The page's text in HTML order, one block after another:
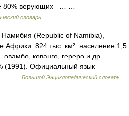
80% верующих –… …
словарь
(Republic of Namibia),
Африки. 824 тыс. км². население 1,5
овамбо, кованго, гереро и др.
(1991). Официальный язык
…
Большой Энциклопедический словарь